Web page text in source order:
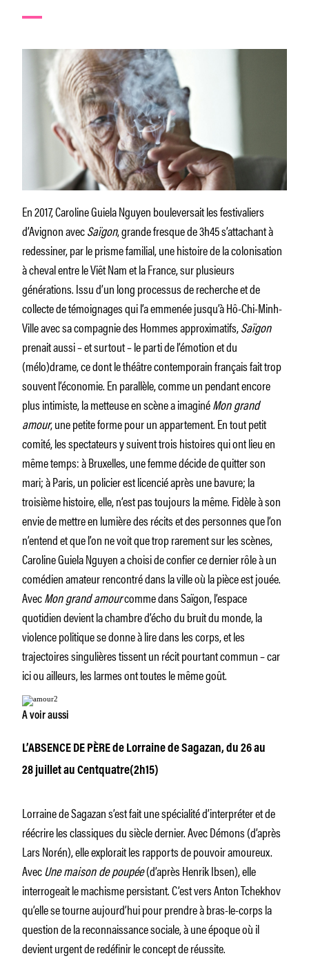
En 2017, Caroline Guiela Nguyen bouleversait les festivaliers
d’Avignon avecSaïgon, grande fresque de 3h45 s’attachant à
redessiner, par le prisme familial, une histoire de la colonisation
à cheval entre le Viêt Nam et la France, sur plusieurs
générations. Issu d’un long processus de recherche et de
collecte de témoignages qui l’a emmenée jusqu’à Hô-Chi-Minh-
Ville avec sa compagnie des Hommes approximatifs,Saïgon
prenait aussi – et surtout – le parti de l’émotion et du
(mélo)drame, ce dont le théâtre contemporain français fait trop
souvent l’économie. En parallèle, comme un pendant encore
plus intimiste, la metteuse en scène a imaginéMon grand
amour, une petite forme pour un appartement. En tout petit
comité, les spectateurs y suivent trois histoires qui ont lieu en
même temps: à Bruxelles, une femme décide de quitter son
mari; à Paris, un policier est licencié après une bavure; la
troisième histoire, elle, n’est pas toujours la même. Fidèle à son
envie de mettre en lumière des récits et des personnes que l’on
n’entend et que l’on ne voit que trop rarement sur les scènes,
Caroline Guiela Nguyen a choisi de confier ce dernier rôle à un
comédien amateur rencontré dans la ville où la pièce est jouée.
AvecMon grand amourcomme dans Saïgon, l’espace
quotidien devient la chambre d’écho du bruit du monde, la
violence politique se donne à lire dans les corps, et les
trajectoires singulières tissent un récit pourtant commun – car
ici ou ailleurs, les larmes ont toutes le même goût.
A voir aussi
L’ABSENCE DE PÈRE de Lorraine de Sagazan, du 26 au
28 juillet au Centquatre(2h15)
Lorraine de Sagazan s’est fait une spécialité d’interpréter et de
réécrire les classiques du siècle dernier. Avec Démons (d’après
Lars Norén), elle explorait les rapports de pouvoir amoureux.
AvecUne maison de poupée(d’après Henrik Ibsen), elle
interrogeait le machisme persistant. C’est vers Anton Tchekhov
qu’elle se tourne aujourd’hui pour prendre à bras-le-corps la
question de la reconnaissance sociale, à une époque où il
devient urgent de redéfinir le concept de réussite.